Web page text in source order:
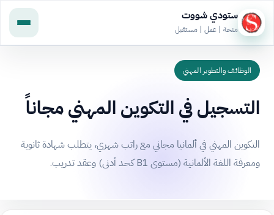
ستودي شووت
منحة | عمل | مستقبل
الوظائف والتطوير المهني
التسجيل في التكوين المهني مجاناً
التكوين المهني في ألمانيا مجاني مع راتب شهري، يتطلب شهادة ثانوية
ومعرفة اللغة الألمانية (مستوى B1 كحد أدنى) وعقد تدريب.